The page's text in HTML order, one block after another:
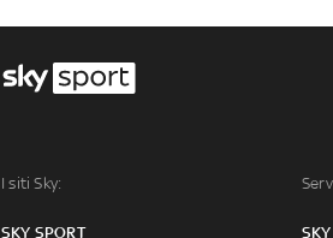
I siti Sky:
SKY SPORT